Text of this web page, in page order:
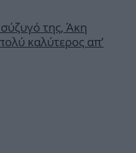
της, Άκη
καλύτερος απ’